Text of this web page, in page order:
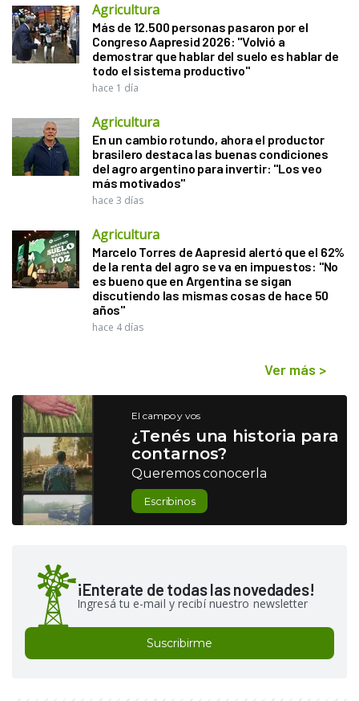
Agricultura
Más de 12.500 personas pasaron por el
Congreso Aapresid 2026: "Volvió a
demostrar que hablar del suelo es hablar de
todo el sistema productivo"
hace 1 día
Agricultura
En un cambio rotundo, ahora el productor
brasilero destaca las buenas condiciones
del agro argentino para invertir: "Los veo
más motivados"
hace 3 días
Agricultura
Marcelo Torres de Aapresid alertó que el 62%
de la renta del agro se va en impuestos: "No
es bueno que en Argentina se sigan
discutiendo las mismas cosas de hace 50
años"
hace 4 días
Ver más >
El campo y vos
¿Tenés una historia para
contarnos?
Queremos conocerla
Escribinos
¡Enterate de todas las novedades!
Ingresá tu e-mail y recibí nuestro newsletter
Suscribirme